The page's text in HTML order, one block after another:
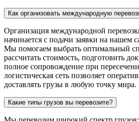
Как организовать международную
Организация международной
начинается с подачи заявки на нашем
Мы помогаем выбрать оптимальный
рассчитать стоимость, подготовить
полное сопровождение при
логистическая сеть позволяет
доставлять грузы в любую точку мира.
Какие типы грузов вы перевозите?